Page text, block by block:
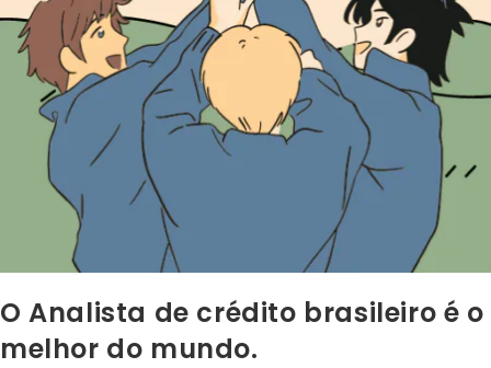
O Analista de crédito brasileiro é o
melhor do mundo.